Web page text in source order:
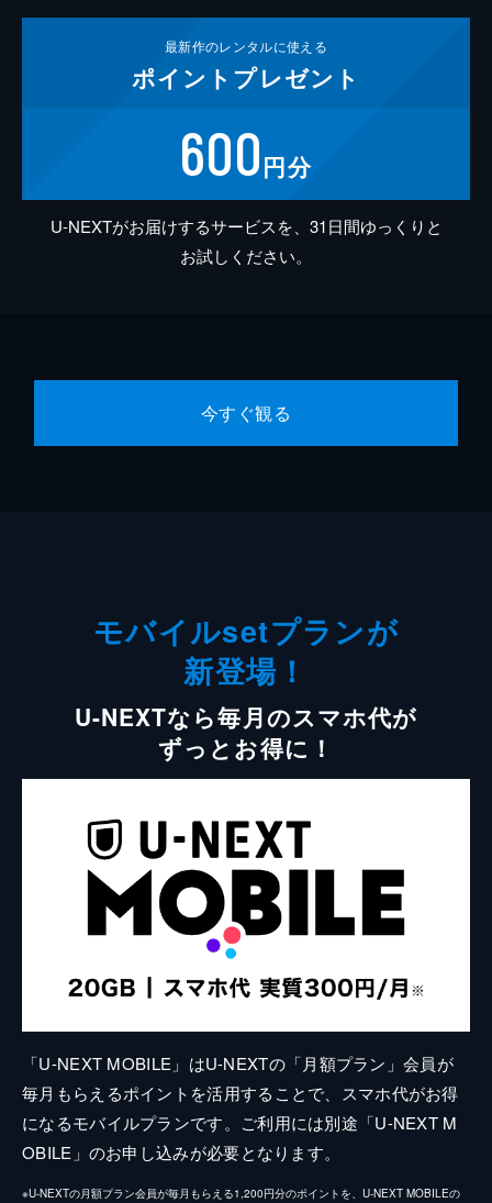
最新作のレンタルに使える
ポイント プレゼント
600円分
U-NEXTがお届けするサービスを、31日間ゆっくりと
お試しください。
今すぐ観る
モバイルsetプランが
新登場！
U-NEXTなら毎月のスマホ代が
ずっとお得に！
「U-NEXT MOBILE」はU-NEXTの「月額プラン」会員が
毎月もらえるポイントを活用することで、スマホ代がお得
になるモバイルプランです。ご利用には別途「U-NEXT M
OBILE」のお申し込みが必要となります。
※U-NEXTの月額プラン会員が毎月もらえる1,200円分のポイントを、U-NEXT MOBILEの